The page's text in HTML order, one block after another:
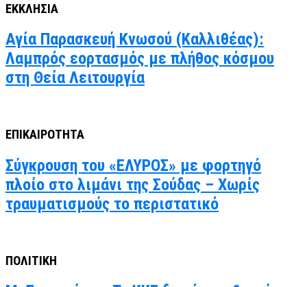
ΕΚΚΛΗΣΙΑ
Αγία Παρασκευή Κνωσού (Καλλιθέας):
Λαμπρός εορτασμός με πλήθος κόσμου
στη Θεία Λειτουργία
ΕΠΙΚΑΙΡΟΤΗΤΑ
Σύγκρουση του «ΕΛΥΡΟΣ» με φορτηγό
πλοίο στο λιμάνι της Σούδας – Χωρίς
τραυματισμούς το περιστατικό
ΠΟΛΙΤΙΚΗ